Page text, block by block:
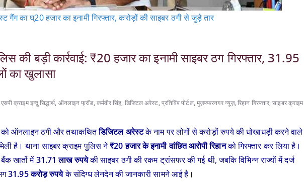
गैंग का घ्20 हजार का इनामी गिरफ्तार, करोड़ों की साइबर ठगी से जुड़े तार
बड़ी कार्रवाई: ₹20 हजार का इनामी साइबर ठग गिरफ्तार, 31.95
का खुलासा
एसपी क्राइम इन्दु सिद्धार्थ, ऑनलाइन फ्रॉड, कर्मवीर सिंह, डिजिटल अरेस्ट, प्रतिविंब पोर्टल, मुज़फ्फरनगर न्यूज़,रिहान गिरफ्तार,साइबर क्राइम
को ऑनलाइन ठगी और तथाकथितडिजिटल अरेस्टके नाम पर लोगों से करोड़ों रुपये की धोखाधड़ी करने वाले
है। थाना साइबर क्राइम पुलिस ने₹20 हजार के इनामी वांछित आरोपी रिहानको गिरफ्तार कर लिया है।
खातों में31.71 लाख रुपयेकी साइबर ठगी की रकम ट्रांसफर की गई थी, जबकि विभिन्न राज्यों में दर्ज
31.95 करोड़ रुपयेके संदिग्ध लेनदेन की जानकारी सामने आई है।